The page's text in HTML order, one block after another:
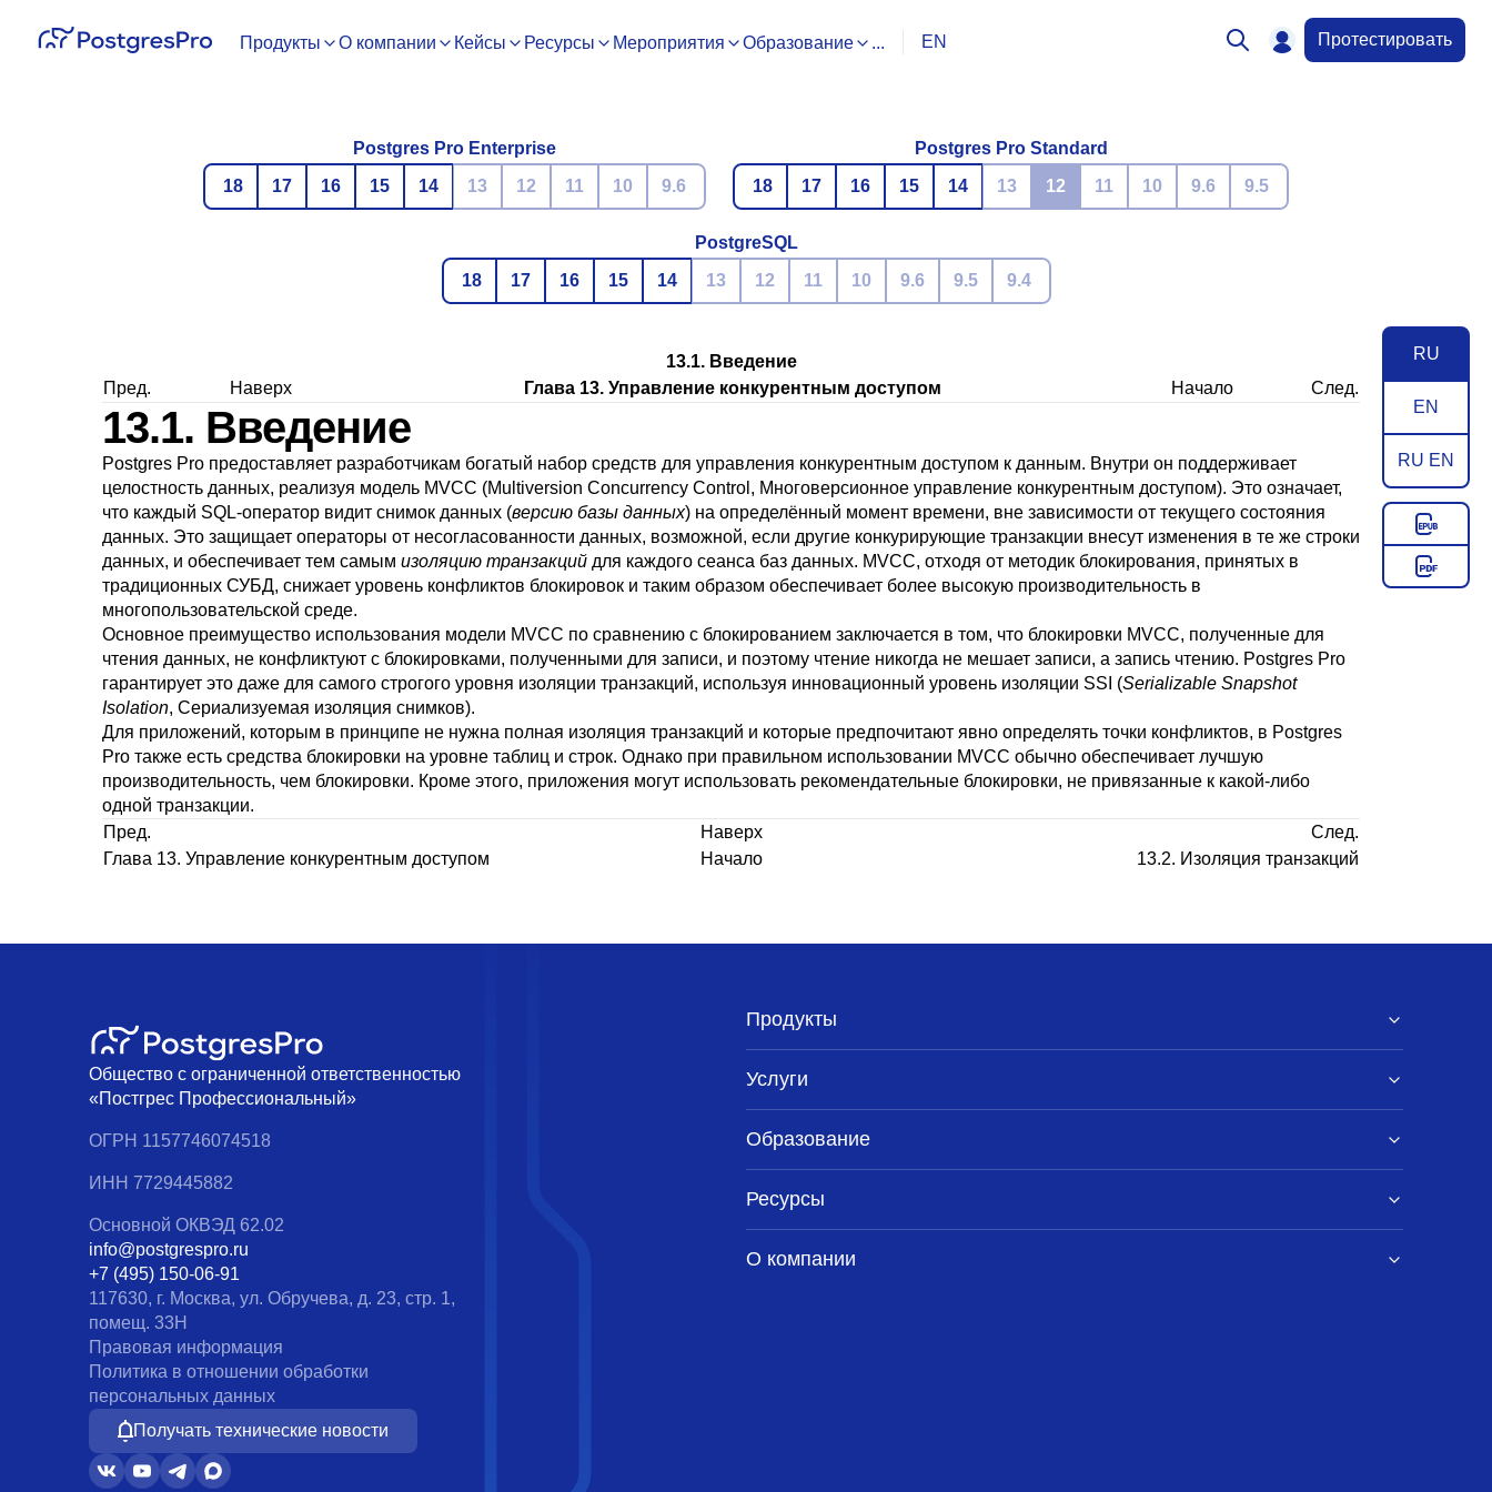
Продукты О компании Кейсы Ресурсы Мероприятия Образование ... EN Протестировать
Postgres Pro Enterprise
18
17 16 15 14 13 12 11 10 9.6
Postgres Pro Standard
18
17 16 15 14 13 12 11 10 9.6 9.5
PostgreSQL
18
17 16 15 14 13 12 11 10 9.6 9.5 9.4
RU
EN
RU EN
13.1. Введение
Пред.
Наверх Глава 13. Управление конкурентным доступом Начало След.
13.1. Введение
Postgres Pro предоставляет разработчикам богатый набор средств для управления конкурентным доступом к данным. Внутри он поддерживает
целостность данных, реализуя модель MVCC (Multiversion Concurrency Control, Многоверсионное управление конкурентным доступом). Это означает,
что каждый SQL-оператор видит снимок данных (версию базы данных) на определённый момент времени, вне зависимости от текущего состояния
данных. Это защищает операторы от несогласованности данных, возможной, если другие конкурирующие транзакции внесут изменения в те же строки
данных, и обеспечивает тем самым изоляцию транзакций для каждого сеанса баз данных. MVCC, отходя от методик блокирования, принятых в
традиционных СУБД, снижает уровень конфликтов блокировок и таким образом обеспечивает более высокую производительность в
многопользовательской среде.
Основное преимущество использования модели MVCC по сравнению с блокированием заключается в том, что блокировки MVCC, полученные для
чтения данных, не конфликтуют с блокировками, полученными для записи, и поэтому чтение никогда не мешает записи, а запись чтению. Postgres Pro
гарантирует это даже для самого строгого уровня изоляции транзакций, используя инновационный уровень изоляции SSI (Serializable Snapshot
Isolation, Сериализуемая изоляция снимков).
Для приложений, которым в принципе не нужна полная изоляция транзакций и которые предпочитают явно определять точки конфликтов, в Postgres
Pro также есть средства блокировки на уровне таблиц и строк. Однако при правильном использовании MVCC обычно обеспечивает лучшую
производительность, чем блокировки. Кроме этого, приложения могут использовать рекомендательные блокировки, не привязанные к какой-либо
одной транзакции.
Пред.
Наверх
След.
Глава 13. Управление конкурентным доступом
Начало 13.2. Изоляция транзакций
Общество с ограниченной ответственностью
«Постгрес Профессиональный»
ОГРН 1157746074518
ИНН 7729445882
Основной ОКВЭД 62.02
info@postgrespro.ru
+7 (495) 150-06-91
117630, г. Москва, ул. Обручева, д. 23, стр. 1,
помещ. 33Н
Правовая информация
Политика в отношении обработки
персональных данных
Получать технические новости
Продукты
Услуги
Образование
Ресурсы
О компании